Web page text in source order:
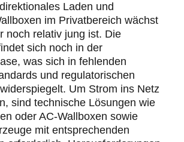
Laden und
im Privatbereich wächst
noch relativ jung ist. Die
sich noch in der
was sich in fehlenden
und regulatorischen
Um Strom ins Netz
sind technische Lösungen wie
oder AC-Wallboxen sowie
mit entsprechenden